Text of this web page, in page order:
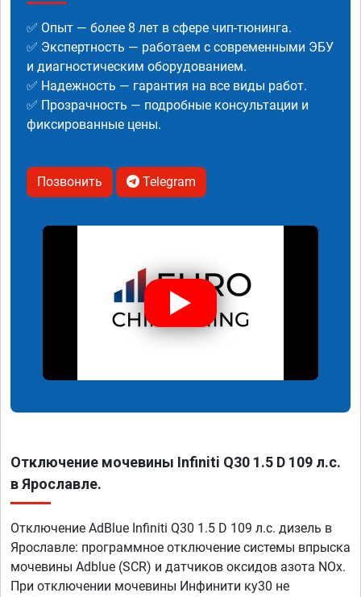
✅ Опыт — более 8 лет в сфере чип-тюнинга.
✅ Экспертность — работаем с современными ЭБУ
и диагностическим оборудованием.
✅ Надежность — гарантия на все виды работ.
✅ Прозрачность — подробные консультации и
фиксированные цены.
Позвонить Telegram
Отключение мочевины Infiniti Q30 1.5 D 109 л.с.
в Ярославле.
Отключение AdBlue Infiniti Q30 1.5 D 109 л.с. дизель в
Ярославле: программное отключение системы впрыска
мочевины Adblue (SCR) и датчиков оксидов азота NOx.
При отключении мочевины Инфинити ку30 не